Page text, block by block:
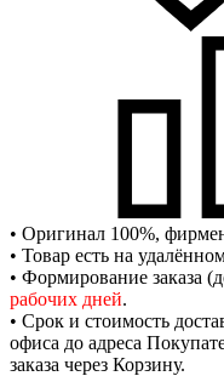
• Оригинал 100%,
• Товар есть на
• Формирование заказа
рабочих дней.
• Срок и стоимость
офиса до адреса
заказа через Корзину.